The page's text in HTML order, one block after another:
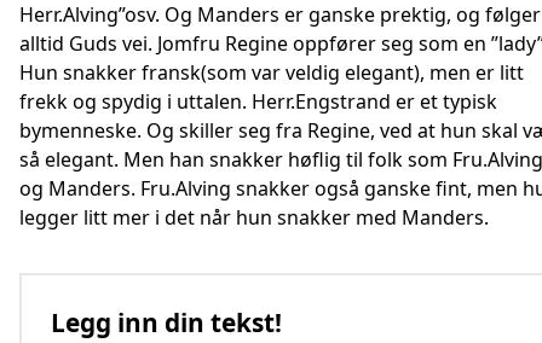
Herr.Alving”osv. Og Manders er ganske prektig, og følger
alltid Guds vei. Jomfru Regine oppfører seg som en
Hun snakker fransk(som var veldig elegant), men er litt
frekk og spydig i uttalen. Herr.Engstrand er et typisk
bymenneske. Og skiller seg fra Regine, ved at hun skal
så elegant. Men han snakker høflig til folk som Fru.Alving
og Manders. Fru.Alving snakker også ganske fint, men
legger litt mer i det når hun snakker med Manders.
Legg inn din tekst!